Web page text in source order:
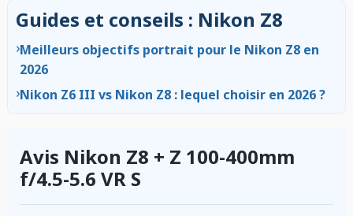
Guides et conseils : Nikon Z8
›Meilleurs objectifs portrait pour le Nikon Z8 en
2026
›Nikon Z6 III vs Nikon Z8 : lequel choisir en 2026 ?
Avis Nikon Z8 + Z 100-400mm
f/4.5-5.6 VR S